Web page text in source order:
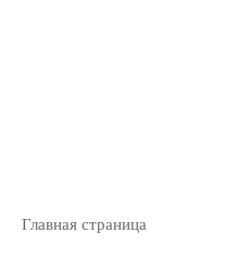
Главная страница